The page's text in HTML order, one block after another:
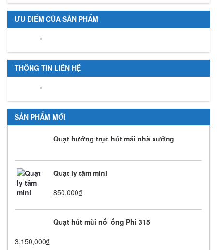
ƯU ĐIỂM CỦA SẢN PHẨM
THÔNG TIN LIÊN HỆ
SẢN PHẨM MỚI
Quạt hướng trục hút mái nhà xưởng
Quạt ly tâm mini
850,000₫
Quạt hút mùi nối ống Phi 315
3,150,000₫